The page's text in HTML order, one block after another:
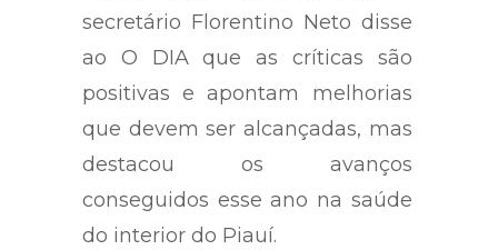
secretário Florentino Neto disse
ao O DIA que as críticas são
positivas e apontam melhorias
que devem ser alcançadas, mas
destacou os avanços
conseguidos esse ano na saúde
do interior do Piauí.